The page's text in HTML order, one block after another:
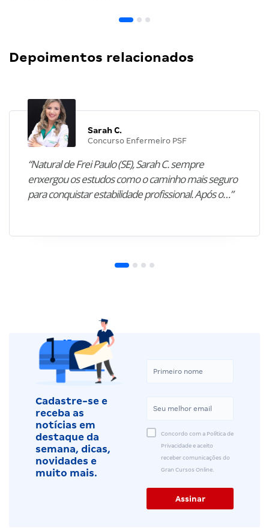
Depoimentos relacionados
Sarah C.
Concurso Enfermeiro PSF
“Natural de Frei Paulo (SE), Sarah C. sempre
enxergou os estudos como o caminho mais seguro
para conquistar estabilidade profissional. Após o…”
Cadastre-se e
receba as
notícias em
destaque da
semana, dicas,
novidades e
muito mais.
Concordo com a Política de
Privacidade e aceito
receber comunicações do
Gran Cursos Online.